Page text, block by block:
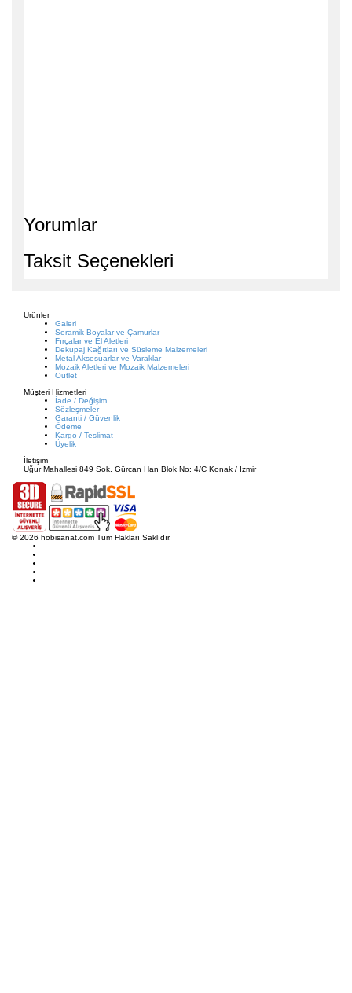
Yorumlar
Taksit Seçenekleri
Ürünler
Galeri
Seramik Boyalar ve Çamurlar
Fırçalar ve El Aletleri
Dekupaj Kağıtları ve Süsleme Malzemeleri
Metal Aksesuarlar ve Varaklar
Mozaik Aletleri ve Mozaik Malzemeleri
Outlet
Müşteri Hizmetleri
İade / Değişim
Sözleşmeler
Garanti / Güvenlik
Ödeme
Kargo / Teslimat
Üyelik
İletişim
Uğur Mahallesi 849 Sok. Gürcan Han Blok No: 4/C Konak / İzmir
© 2026 hobisanat.com Tüm Hakları Saklıdır.